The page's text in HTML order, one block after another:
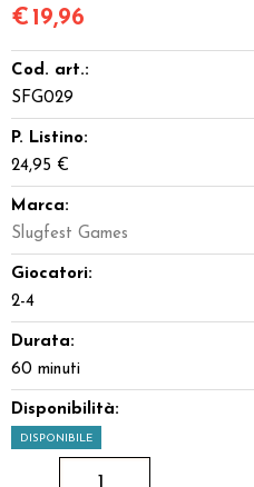
Giocattoli e Gadget
Offerte del Dragone
€ 19,96
Cod. art.:
SFG029
P. Listino:
24,95 €
Marca:
Slugfest Games
Giocatori:
2-4
Durata:
60 minuti
Disponibilità:
DISPONIBILE